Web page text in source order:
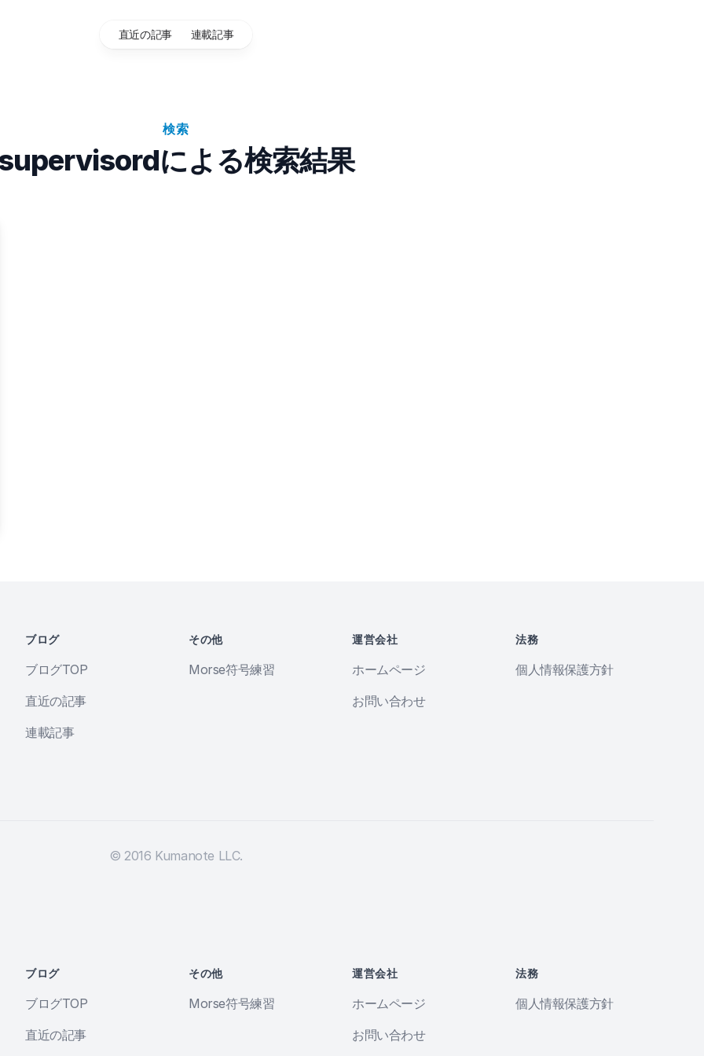
直近の記事 連載記事
検索
による検索結果
ブログ
ブログTOP
直近の記事
連載記事
その他
Morse符号練習
運営会社
ホームページ
お問い合わせ
法務
個人情報保護方針
© 2016 Kumanote LLC.
ブログ
ブログTOP
直近の記事
その他
Morse符号練習
運営会社
ホームページ
お問い合わせ
法務
個人情報保護方針